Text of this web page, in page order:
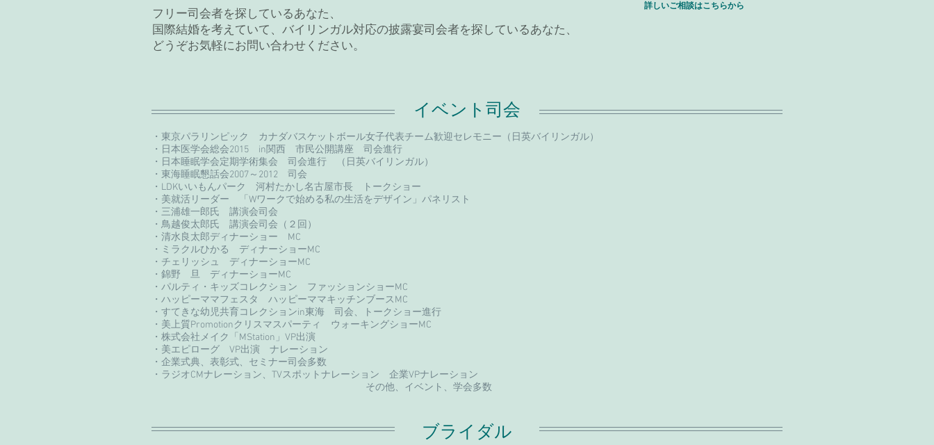
フリー司会者を探しているあなた、
国際結婚を考えていて、バイリンガル対応の披露宴司会者を探しているあなた、
どうぞお気軽にお問い合わせください。
詳しいご相談はこちらから
イベント司会
・東京パラリンピック カナダバスケットボール女子代表チーム歓迎セレモニー（日英バイリンガル）
・日本医学会総会2015 in関西 市民公開講座 司会進行
・日本睡眠学会定期学術集会 司会進行 （日英バイリンガル）
・東海睡眠懇話会2007～2012 司会
・LDKいいもんパーク 河村たかし名古屋市長 トークショー
・美就活リーダー 「Wワークで始める私の生活をデザイン」パネリスト
・三浦雄一郎氏 講演会司会
・鳥越俊太郎氏 講演会司会（２回）
・清水良太郎ディナーショー MC
・ミラクルひかる ディナーショーMC
・チェリッシュ ディナーショーMC
・錦野 旦 ディナーショーMC
・パルティ・キッズコレクション ファッションショーMC
・ハッピーママフェスタ ハッピーママキッチンブースMC
・すてきな幼児共育コレクションin東海 司会、トークショー進行
・美上質Promotionクリスマスパーティ ウォーキングショーMC
・株式会社メイク「MStation」VP出演
・美エピローグ VP出演 ナレーション
​・企業式典、表彰式、セミナー司会多数
・ラジオCMナレーション、TVスポットナレーション 企業VPナレーション
その他、イベント、学会多数
ブライダル